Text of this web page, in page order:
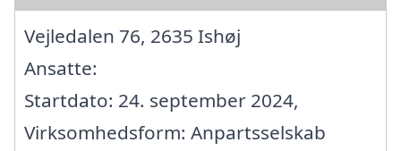
Vejledalen 76, 2635 Ishøj
Ansatte:
Startdato: 24. september 2024,
Virksomhedsform: Anpartsselskab